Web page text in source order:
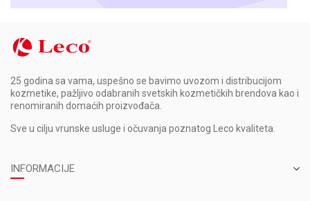
25 godina sa vama, uspešno se bavimo uvozom i distribucijom
kozmetike, pažljivo odabranih svetskih kozmetičkih brendova kao i
renomiranih domaćih proizvođača.
Sve u cilju vrunske usluge i očuvanja poznatog Leco kvaliteta.
INFORMACIJE